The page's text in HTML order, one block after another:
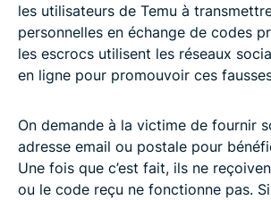
les utilisateurs de Temu à
personnelles en échange de codes
les escrocs utilisent les réseaux
en ligne pour promouvoir ces
On demande à la victime de fournir
adresse email ou postale pour
Une fois que c’est fait, ils ne
ou le code reçu ne fonctionne pas.